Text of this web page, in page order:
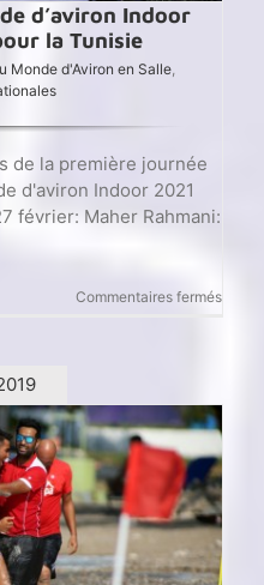
d’aviron Indoor
la Tunisie
Monde d'Aviron en Salle,
de la première journée
d'aviron Indoor 2021
février: Maher Rahmani:
Commentaires ferméssur
Indoor
–
3
pour
la